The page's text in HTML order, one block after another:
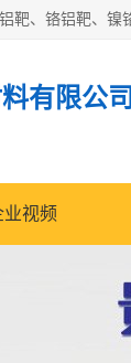
有限公司
业视频